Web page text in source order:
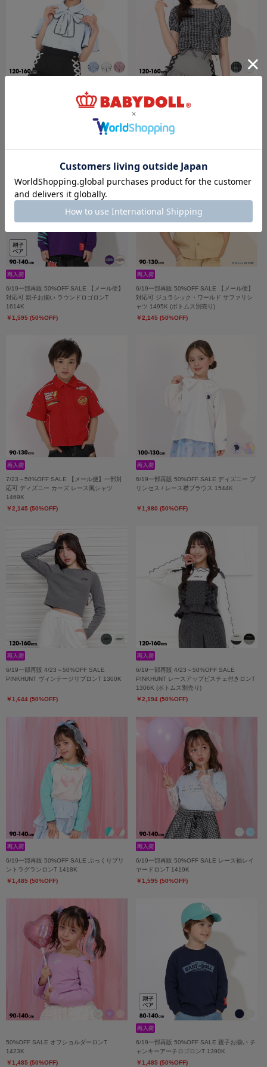
6/19一部再販 6/18～10%OFF SALE 【メー
ル便】一部対応可 PINKHUNT ビッグリボン
6/19一部再販 6/18～30%OFF SALE
PINKHUNT フロントシャーリングシャツ
1509K
￥3,303 (30%OFF)
6/19一部再販 50%OFF SALE 【メール便】
対応可 親子お揃い ラウンドロゴロンT
1614K
￥1,595 (50%OFF)
6/19一部再販 50%OFF SALE 【メール便】
対応可 ジュラシック・ワールド サファリシ
ャツ 1495K (ボトムス別売り)
￥2,145 (50%OFF)
7/23～50%OFF SALE 【メール便】一部対
応可 ディズニー カーズ レース風シャツ
1469K
￥2,145 (50%OFF)
6/19一部再販 50%OFF SALE ディズニー プ
リンセス / レース襟ブラウス 1544K
￥1,980 (50%OFF)
6/19一部再販 4/23～50%OFF SALE
PINKHUNT ヴィンテージリブロンT 1300K
￥1,644 (50%OFF)
6/19一部再販 4/23～50%OFF SALE
PINKHUNT レースアップビスチェ付きロンT
1306K (ボトムス別売り)
￥2,194 (50%OFF)
6/19一部再販 50%OFF SALE ぷっくりプリ
ントラグランロンT 1418K
￥1,485 (50%OFF)
6/19一部再販 50%OFF SALE レース袖レイ
ヤードロンT 1419K
￥1,595 (50%OFF)
50%OFF SALE オフショルダーロンT
1423K
￥1,485 (50%OFF)
6/19一部再販 50%OFF SALE 親子お揃い チ
ャンキーアーチロゴロンT 1390K
￥1,485 (50%OFF)